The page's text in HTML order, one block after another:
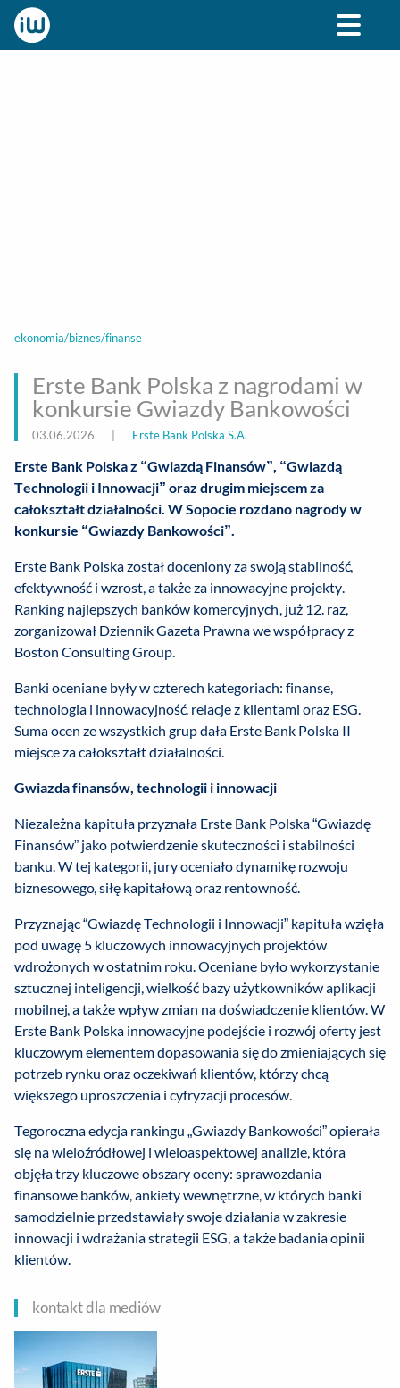
ekonomia/biznes/finanse
Erste Bank Polska z nagrodami w
konkursie Gwiazdy Bankowości
03.06.2026 Erste Bank Polska S.A.
Erste Bank Polska z “Gwiazdą Finansów”, “Gwiazdą
Technologii i Innowacji” oraz drugim miejscem za
całokształt działalności. W Sopocie rozdano nagrody w
konkursie “Gwiazdy Bankowości”.
Erste Bank Polska został doceniony za swoją stabilność,
efektywność i wzrost, a także za innowacyjne projekty.
Ranking najlepszych banków komercyjnych, już 12. raz,
zorganizował Dziennik Gazeta Prawna we współpracy z
Boston Consulting Group.
Banki oceniane były w czterech kategoriach: finanse,
technologia i innowacyjność, relacje z klientami oraz ESG.
Suma ocen ze wszystkich grup dała Erste Bank Polska II
miejsce za całokształt działalności.
Gwiazda finansów, technologii i innowacji
Niezależna kapituła przyznała Erste Bank Polska “Gwiazdę
Finansów” jako potwierdzenie skuteczności i stabilności
banku. W tej kategorii, jury oceniało dynamikę rozwoju
biznesowego, siłę kapitałową oraz rentowność.
Przyznając “Gwiazdę Technologii i Innowacji” kapituła wzięła
pod uwagę 5 kluczowych innowacyjnych projektów
wdrożonych w ostatnim roku. Oceniane było wykorzystanie
sztucznej inteligencji, wielkość bazy użytkowników aplikacji
mobilnej, a także wpływ zmian na doświadczenie klientów. W
Erste Bank Polska innowacyjne podejście i rozwój oferty jest
kluczowym elementem dopasowania się do zmieniających się
potrzeb rynku oraz oczekiwań klientów, którzy chcą
większego uproszczenia i cyfryzacji procesów.
Tegoroczna edycja rankingu „Gwiazdy Bankowości” opierała
się na wieloźródłowej i wieloaspektowej analizie, która
objęła trzy kluczowe obszary oceny: sprawozdania
finansowe banków, ankiety wewnętrzne, w których banki
samodzielnie przedstawiały swoje działania w zakresie
innowacji i wdrażania strategii ESG, a także badania opinii
klientów.
kontakt dla mediów